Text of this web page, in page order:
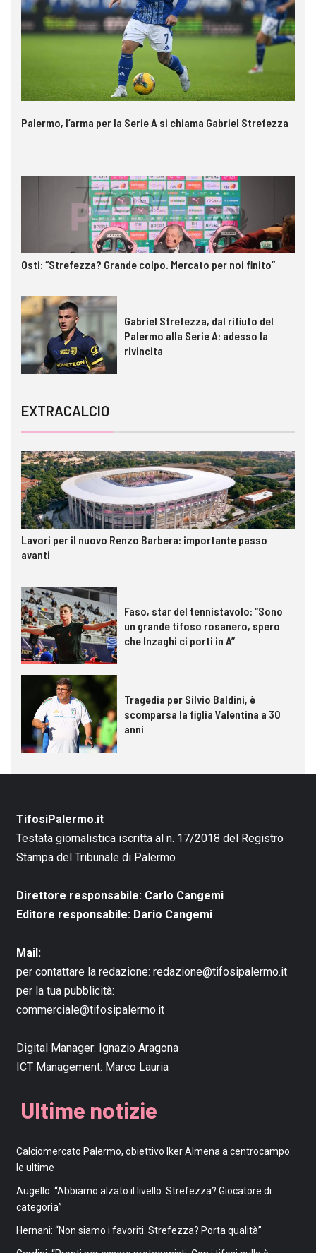
Palermo, l’arma per la Serie A si chiama Gabriel Strefezza
Osti: “Strefezza? Grande colpo. Mercato per noi finito”
Gabriel Strefezza, dal rifiuto del
Palermo alla Serie A: adesso la
rivincita
EXTRACALCIO
Lavori per il nuovo Renzo Barbera: importante passo
avanti
Faso, star del tennistavolo: “Sono
un grande tifoso rosanero, spero
che Inzaghi ci porti in A”
Tragedia per Silvio Baldini, è
scomparsa la figlia Valentina a 30
anni
TifosiPalermo.it
Testata giornalistica iscritta al n. 17/2018 del Registro
Stampa del Tribunale di Palermo
Direttore responsabile: Carlo Cangemi
Editore responsabile: Dario Cangemi
Mail:
per contattare la redazione: redazione@tifosipalermo.it
per la tua pubblicità:
commerciale@tifosipalermo.it
Digital Manager: Ignazio Aragona
ICT Management: Marco Lauria
Ultime notizie
Calciomercato Palermo, obiettivo Iker Almena a centrocampo:
le ultime
Augello: “Abbiamo alzato il livello. Strefezza? Giocatore di
categoria”
Hernani: “Non siamo i favoriti. Strefezza? Porta qualità”